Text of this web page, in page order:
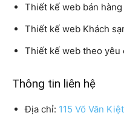
Thiết kế web bán hàng
Thiết kế web Khách
Thiết kế web theo yêu
Thông tin liên hệ
Địa chỉ: 115 Võ Văn